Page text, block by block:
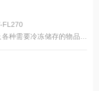
FL270
种需要冷冻储存的物品。
控制中心、血站、高校实